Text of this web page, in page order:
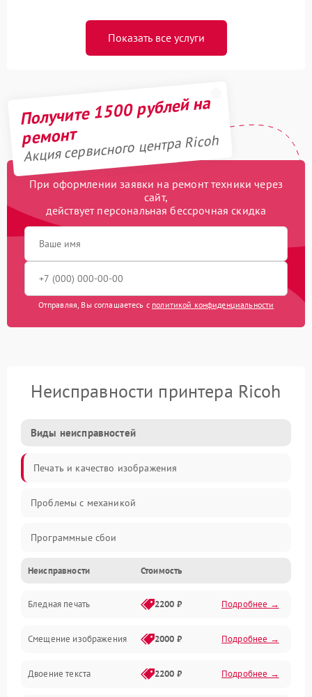
Показать все услуги
Получите 1500 рублей на
ремонт
Акция сервисного центра Ricoh
При оформлении заявки на ремонт техники через
сайт,
действует персональная бессрочная скидка
Отправляя, Вы соглашаетесь с политикой конфиденциальности
Неисправности принтера Ricoh
Виды неисправностей
Печать и качество изображения
Проблемы с механикой
Программные сбои
Программные ошибки
Картриджи и расходники
Механика и узлы
Подключение и интерфейсы
Неисправности Стоимость
Бледная печать 2200 ₽ Подробнее →
Смещение изображения 2000 ₽ Подробнее →
Двоение текста 2200 ₽ Подробнее →